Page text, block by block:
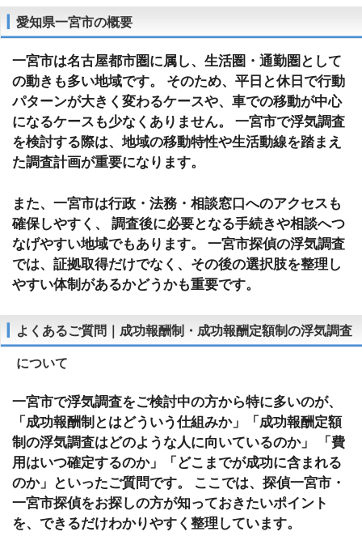
愛知県一宮市の概要
一宮市は名古屋都市圏に属し、生活圏・通勤圏として
の動きも多い地域です。 そのため、平日と休日で行動
パターンが大きく変わるケースや、車での移動が中心
になるケースも少なくありません。 一宮市で浮気調査
を検討する際は、地域の移動特性や生活動線を踏まえ
た調査計画が重要になります。
また、一宮市は行政・法務・相談窓口へのアクセスも
確保しやすく、 調査後に必要となる手続きや相談へつ
なげやすい地域でもあります。 一宮市探偵の浮気調査
では、証拠取得だけでなく、その後の選択肢を整理し
やすい体制があるかどうかも重要です。
よくあるご質問｜成功報酬制・成功報酬定額制の浮気調査
について
一宮市で浮気調査をご検討中の方から特に多いのが、
「成功報酬制とはどういう仕組みか」「成功報酬定額
制の浮気調査はどのような人に向いているのか」 「費
用はいつ確定するのか」「どこまでが成功に含まれる
のか」といったご質問です。 ここでは、探偵一宮市・
一宮市探偵をお探しの方が知っておきたいポイント
を、できるだけわかりやすく整理しています。